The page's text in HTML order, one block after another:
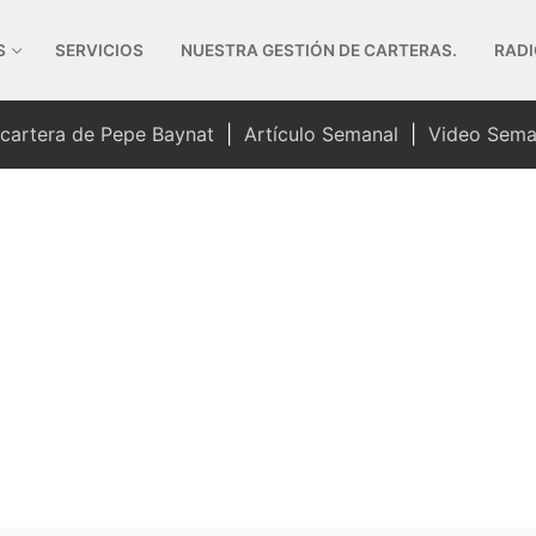
SERVICIOS NUESTRA GESTIÓN DE CARTERAS.
de Pepe Baynat Artículo Semanal Video